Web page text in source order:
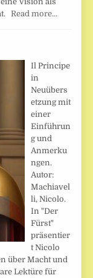
Read more…
Il Principe
in
Neuübers
etzung mit
einer
Einführun
g und
Anmerku
ngen.
Autor:
Machiavel
li, Nicolo.
In "Der
Fürst"
präsentier
t Nicolo
über Macht und
Lektüre für